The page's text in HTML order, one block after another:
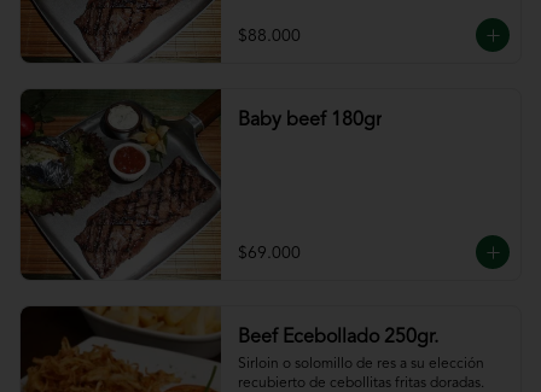
$88.000
Baby beef 180gr
$69.000
Beef Ecebollado 250gr.
Sirloin o solomillo de res a su elección
recubierto de cebollitas fritas doradas.